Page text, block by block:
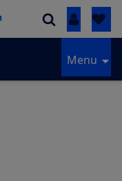
Inloggen
Menu